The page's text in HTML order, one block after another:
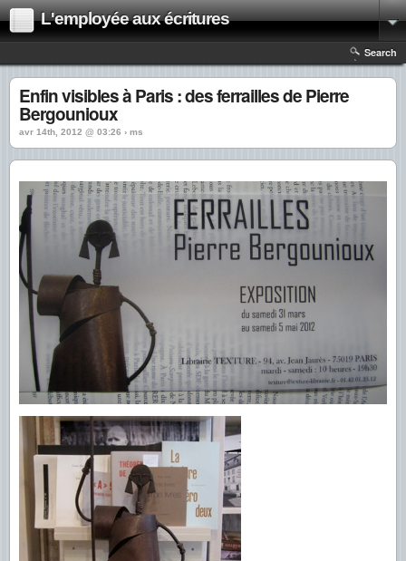
L'employée aux écritures
Search
Enfin visibles à Paris : des ferrailles de Pierre
Bergounioux
avr 14th, 2012 @ 03:26 › ms